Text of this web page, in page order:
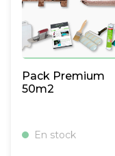
Pack Premium
50m2
En stock